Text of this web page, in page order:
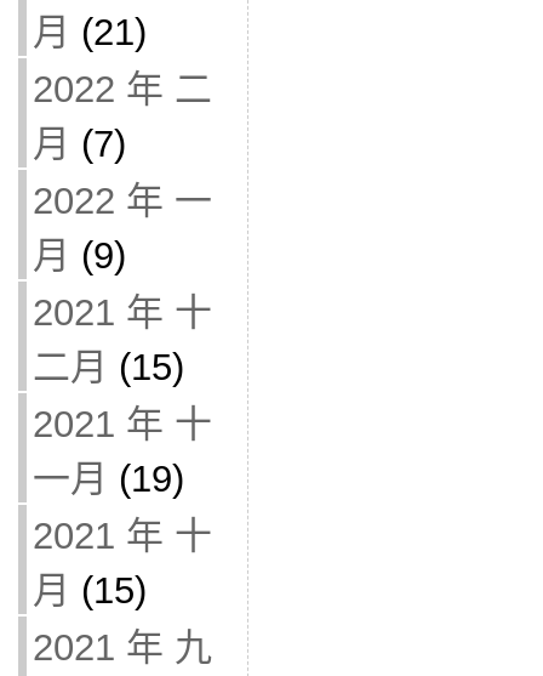
月 (21)
2022 年 二
月 (7)
2022 年 一
月 (9)
2021 年 十
二月 (15)
2021 年 十
一月 (19)
2021 年 十
月 (15)
2021 年 九